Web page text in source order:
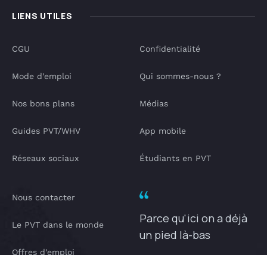
LIENS UTILES
CGU
Mode d'emploi
Nos bons plans
Guides PVT/WHV
Réseaux sociaux
Confidentialité
Qui sommes-nous ?
Médias
App mobile
Étudiants en PVT
Nous contacter
Le PVT dans le monde
Offres d'emploi
Parce qu'ici on a déjà
un pied là-bas